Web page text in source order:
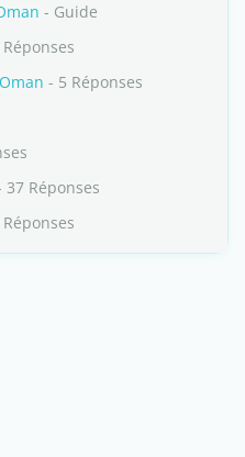
- Guide
- 5 Réponses
37 Réponses